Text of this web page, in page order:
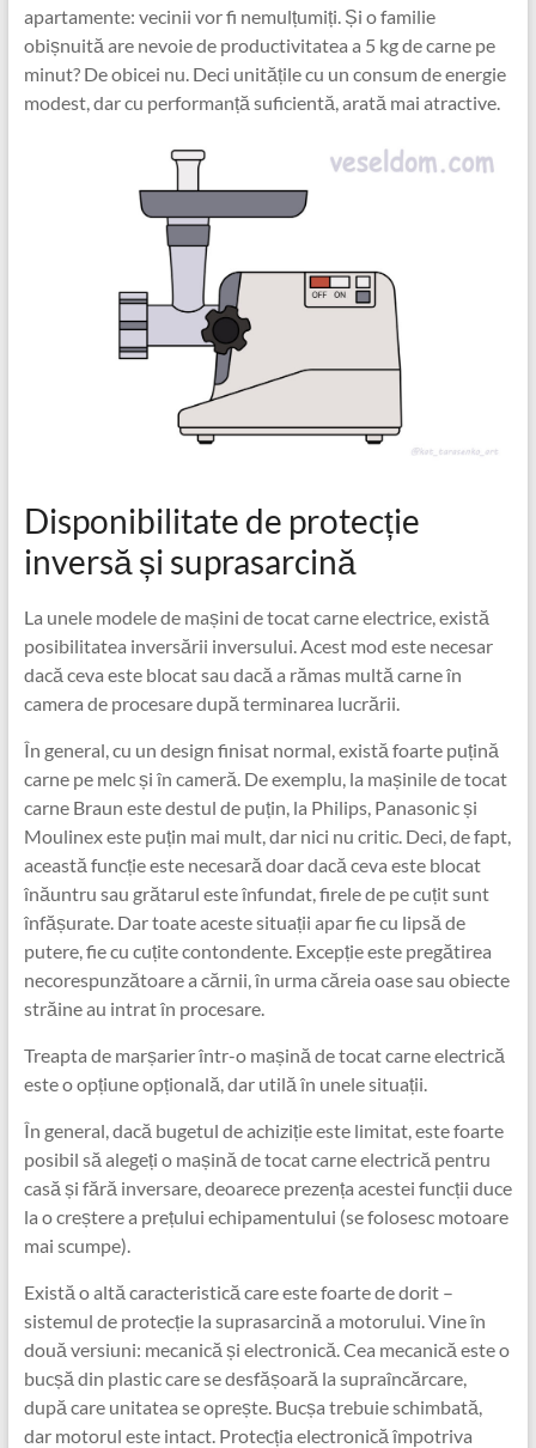
apartamente: vecinii vor fi nemulțumiți. Și o familie
obișnuită are nevoie de productivitatea a 5 kg de carne pe
minut? De obicei nu. Deci unitățile cu un consum de energie
modest, dar cu performanță suficientă, arată mai atractive.
Disponibilitate de protecție
inversă și suprasarcină
La unele modele de mașini de tocat carne electrice, există
posibilitatea inversării inversului. Acest mod este necesar
dacă ceva este blocat sau dacă a rămas multă carne în
camera de procesare după terminarea lucrării.
În general, cu un design finisat normal, există foarte puțină
carne pe melc și în cameră. De exemplu, la mașinile de tocat
carne Braun este destul de puțin, la Philips, Panasonic și
Moulinex este puțin mai mult, dar nici nu critic. Deci, de fapt,
această funcție este necesară doar dacă ceva este blocat
înăuntru sau grătarul este înfundat, firele de pe cuțit sunt
înfășurate. Dar toate aceste situații apar fie cu lipsă de
putere, fie cu cuțite contondente. Excepție este pregătirea
necorespunzătoare a cărnii, în urma căreia oase sau obiecte
străine au intrat în procesare.
Treapta de marșarier într-o mașină de tocat carne electrică
este o opțiune opțională, dar utilă în unele situații.
În general, dacă bugetul de achiziție este limitat, este foarte
posibil să alegeți o mașină de tocat carne electrică pentru
casă și fără inversare, deoarece prezența acestei funcții duce
la o creștere a prețului echipamentului (se folosesc motoare
mai scumpe).
Există o altă caracteristică care este foarte de dorit –
sistemul de protecție la suprasarcină a motorului. Vine în
două versiuni: mecanică și electronică. Cea mecanică este o
bucșă din plastic care se desfășoară la supraîncărcare,
după care unitatea se oprește. Bucșa trebuie schimbată,
dar motorul este intact. Protecția electronică împotriva